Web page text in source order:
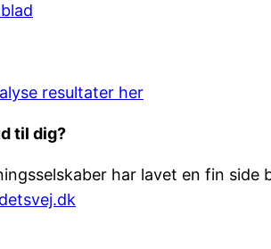
resultater her
til dig?
har lavet en fin